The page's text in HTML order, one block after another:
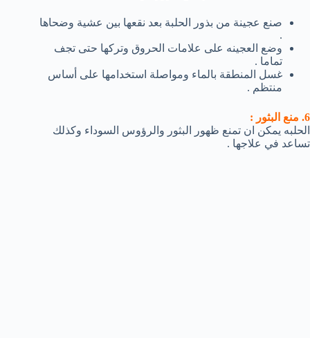
صنع عجينة من بذور الحلبة بعد نقعها بين عشية وضحاها
.
وضع العجينه على علامات الحروق وتركها حتى تجف
تماما .
غسل المنطقة بالماء ومواصلة استخدامها على أساس
منتظم .
6. منع البثور :
الحلبه يمكن ان تمنع ظهور البثور والرؤوس السوداء وكذلك
تساعد في علاجها .